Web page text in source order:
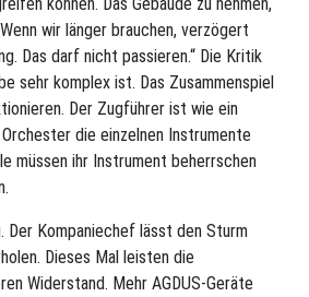
wir länger brauchen, verzögert
Das darf nicht passieren.“ Die Kritik
sehr komplex ist. Das Zusammenspiel
Der Zugführer ist wie ein
die einzelnen Instrumente
müssen ihr Instrument beherrschen
Der Kompaniechef lässt den Sturm
Dieses Mal leisten die
Widerstand. Mehr AGDUS-Geräte